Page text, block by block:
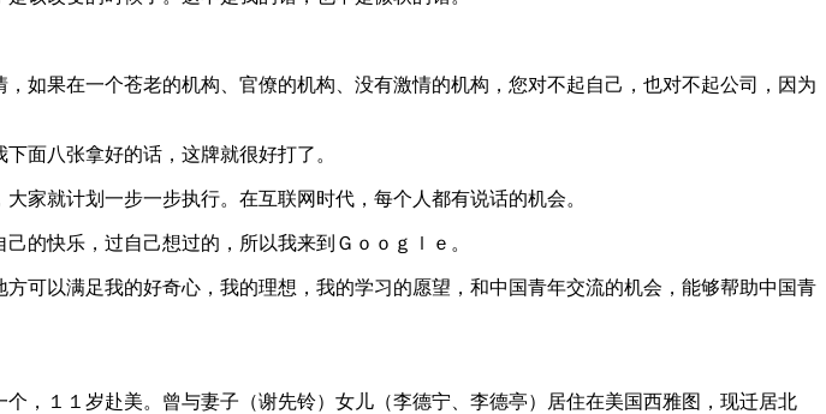
果在一个苍老的机构、官僚的机构、没有激情的机构，您对不起自己，也对不起公司，因为
面八张拿好的话，这牌就很好打了。
就计划一步一步执行。在互联网时代，每个人都有说话的机会。
快乐，过自己想过的，所以我来到Ｇｏｏｇｌｅ。
以满足我的好奇心，我的理想，我的学习的愿望，和中国青年交流的机会，能够帮助中国青
１１岁赴美。曾与妻子（谢先铃）女儿（李德宁、李德亭）居住在美国西雅图，现迁居北